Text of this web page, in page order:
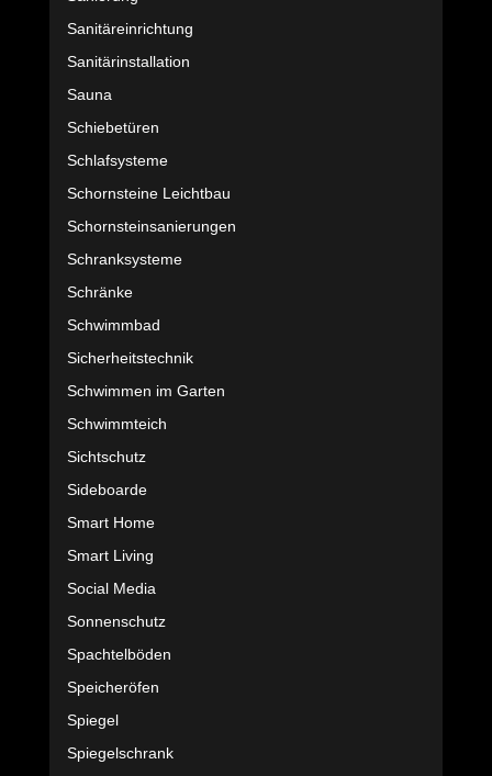
Sanitäreinrichtung
Sanitärinstallation
Sauna
Schiebetüren
Schlafsysteme
Schornsteine Leichtbau
Schornsteinsanierungen
Schranksysteme
Schränke
Schwimmbad
Sicherheitstechnik
Schwimmen im Garten
Schwimmteich
Sichtschutz
Sideboarde
Smart Home
Smart Living
Social Media
Sonnenschutz
Spachtelböden
Speicheröfen
Spiegel
Spiegelschrank